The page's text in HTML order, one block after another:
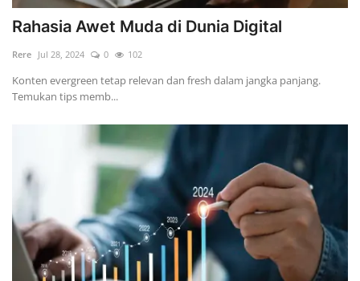
Rahasia Awet Muda di Dunia Digital
Rere Jul 28, 2024 0 102
Konten evergreen tetap relevan dan fresh dalam jangka panjang.
Temukan tips memb...